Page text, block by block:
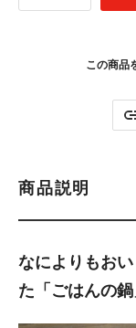
この商品
商品説明
なによりもお
た「ごはんの鍋